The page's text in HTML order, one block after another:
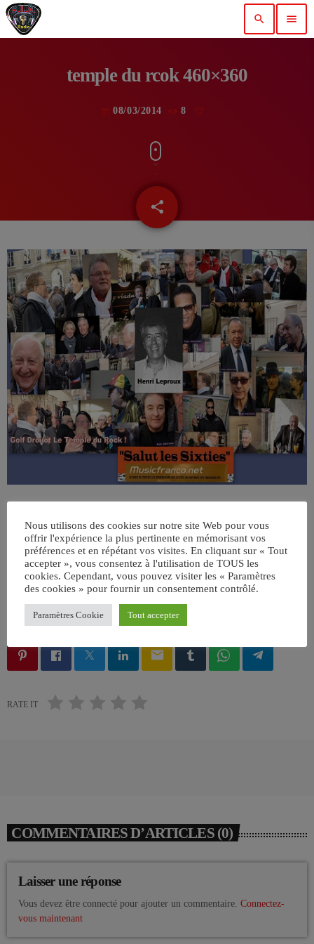
search menu
temple du rcok 460×360
08/03/2014 8
share
email
ÉCRIT PAR:JEAN-CLAUDE
email
RATE IT
COMMENTAIRES D’ARTICLES (0)
Laisser une réponse
Vous devez être connecté pour ajouter un commentaire. Connectez-
vous maintenant
Nous utilisons des cookies sur notre site Web pour vous
offrir l'expérience la plus pertinente en mémorisant vos
préférences et en répétant vos visites. En cliquant sur « Tout
accepter », vous consentez à l'utilisation de TOUS les
cookies. Cependant, vous pouvez visiter les « Paramètres
des cookies » pour fournir un consentement contrôlé.
Paramètres Cookie Tout accepter